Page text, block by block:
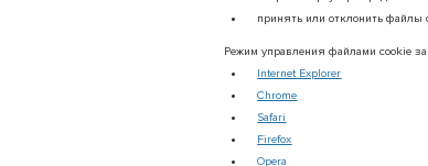
принять или отклонить файлы
Режим управления файлами cookie
Internet Explorer
Chrome
Safari
Firefox
Opera